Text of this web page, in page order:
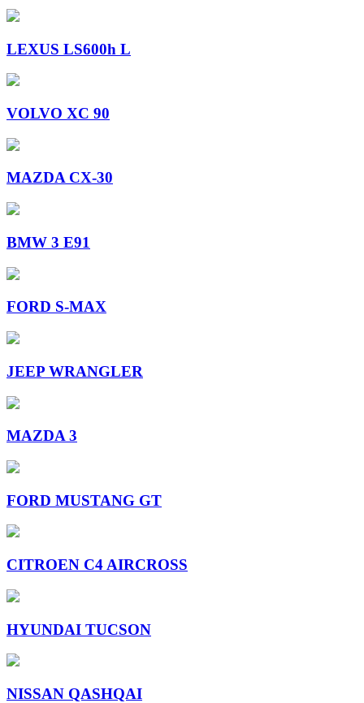
LEXUS LS600h L
VOLVO XC 90
MAZDA CX-30
BMW 3 E91
FORD S-MAX
JEEP WRANGLER
MAZDA 3
FORD MUSTANG GT
CITROEN C4 AIRCROSS
HYUNDAI TUCSON
NISSAN QASHQAI